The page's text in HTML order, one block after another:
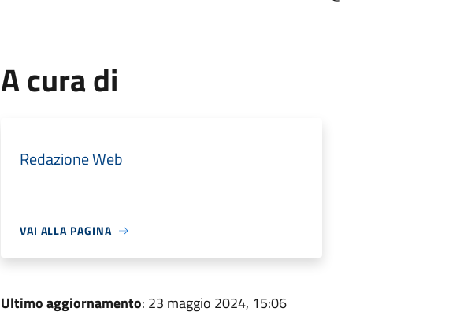
A cura di
Redazione Web
VAI ALLA PAGINA
Ultimo aggiornamento: 23 maggio 2024, 15:06